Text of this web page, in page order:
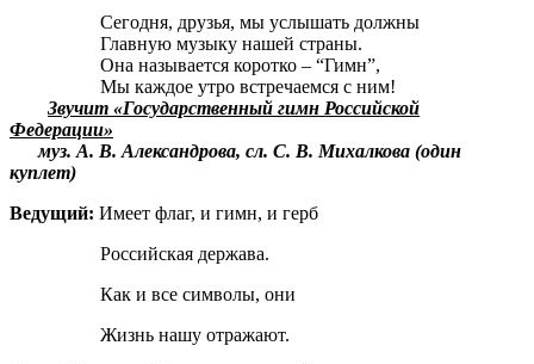
Сегодня, друзья, мы услышать должны
Главную музыку нашей страны.
Она называется коротко – “Гимн”,
Мы каждое утро встречаемся с ним!
Звучит «Государственный гимн Российской
Федерации»
муз. А. В. Александрова, сл. С. В. Михалкова (один
куплет)
Ведущий: Имеет флаг, и гимн, и герб
Российская держава.
Как и все символы, они
Жизнь нашу отражают.